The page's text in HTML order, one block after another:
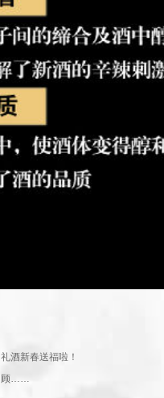
酒新春送福啦！
顾……